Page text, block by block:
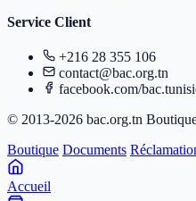
Service Client
+216 28 355 106
contact@bac.org.tn
facebook.com/
© 2013-2026 bac.org.tn
Boutique Documents
Accueil